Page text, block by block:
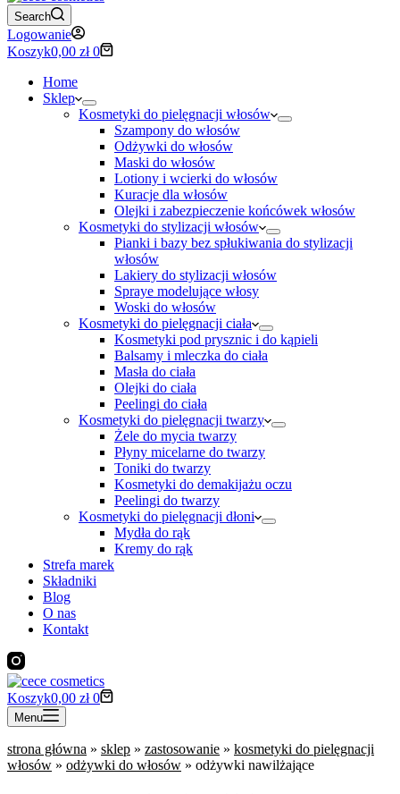
Search
Logowanie
Koszyk0,00 zł 0
Home
Sklep
Kosmetyki do pielęgnacji włosów
Szampony do włosów
Odżywki do włosów
Maski do włosów
Lotiony i wcierki do włosów
Kuracje dla włosów
Olejki i zabezpieczenie końcówek włosów
Kosmetyki do stylizacji włosów
Pianki i bazy bez spłukiwania do stylizacji
włosów
Lakiery do stylizacji włosów
Spraye modelujące włosy
Woski do włosów
Kosmetyki do pielęgnacji ciała
Kosmetyki pod prysznic i do kąpieli
Balsamy i mleczka do ciała
Masła do ciała
Olejki do ciała
Peelingi do ciała
Kosmetyki do pielęgnacji twarzy
Żele do mycia twarzy
Płyny micelarne do twarzy
Toniki do twarzy
Kosmetyki do demakijażu oczu
Peelingi do twarzy
Kosmetyki do pielęgnacji dłoni
Mydła do rąk
Kremy do rąk
Strefa marek
Składniki
Blog
O nas
Kontakt
Koszyk0,00 zł 0
Menu
strona główna » sklep » zastosowanie » kosmetyki do pielęgnacji
włosów » odżywki do włosów » odżywki nawilżające